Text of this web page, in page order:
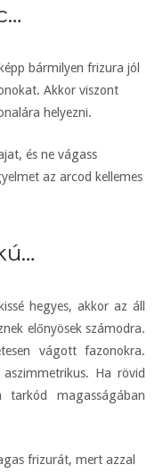
bármilyen frizura jól
Akkor viszont
helyezni.
és ne vágass
az arcod kellemes
hegyes, akkor az áll
előnyösek számodra.
vágott fazonokra.
Ha rövid
magasságában
frizurát, mert azzal